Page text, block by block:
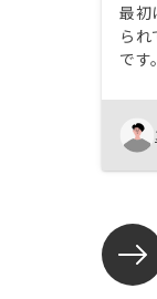
最初
ら
です
に
なり
く
し
社が
ると